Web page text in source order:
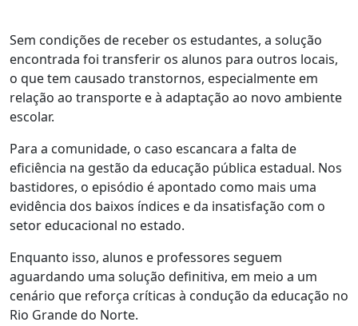
Sem condições de receber os estudantes, a solução
encontrada foi transferir os alunos para outros locais,
o que tem causado transtornos, especialmente em
relação ao transporte e à adaptação ao novo ambiente
escolar.
Para a comunidade, o caso escancara a falta de
eficiência na gestão da educação pública estadual. Nos
bastidores, o episódio é apontado como mais uma
evidência dos baixos índices e da insatisfação com o
setor educacional no estado.
Enquanto isso, alunos e professores seguem
aguardando uma solução definitiva, em meio a um
cenário que reforça críticas à condução da educação no
Rio Grande do Norte.